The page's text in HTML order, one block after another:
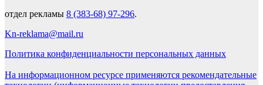
отдел рекламы 8 (383-68) 97-296.
Kn-reklama@mail.ru
Политика конфиденциальности персональных данных
На информационном ресурсе применяются рекомендательные